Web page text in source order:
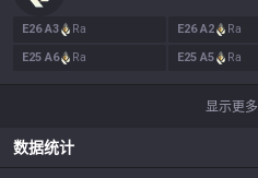
E26A3 Ra E26A2 Ra
E25 A6 Ra E25 A5 Ra
显示更多
数据统计